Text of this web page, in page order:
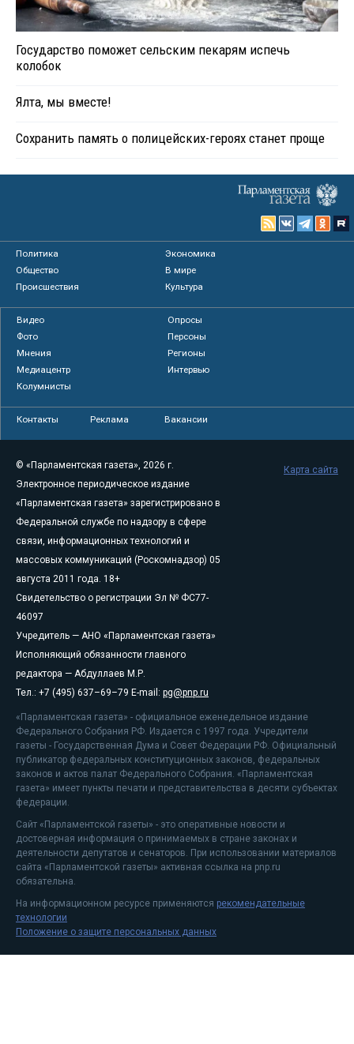
Государство поможет сельским пекарям испечь
колобок
Ялта, мы вместе!
Сохранить память о полицейских-героях станет проще
Политика
Экономика
Общество
В мире
Происшествия
Культура
Видео
Опросы
Фото
Персоны
Мнения
Регионы
Медиацентр
Интервью
Колумнисты
Контакты Реклама Вакансии
© «Парламентская газета», 2026 г.
Электронное периодическое издание
«Парламентская газета» зарегистрировано в
Федеральной службе по надзору в сфере
связи, информационных технологий и
массовых коммуникаций (Роскомнадзор) 05
августа 2011 года. 18+
Свидетельство о регистрации Эл № ФС77-
46097
Учредитель — АНО «Парламентская газета»
Исполняющий обязанности главного
редактора — Абдуллаев М.Р.
Тел.: +7 (495) 637–69–79 E-mail: pg@pnp.ru
«Парламентская газета» - официальное еженедельное издание
Федерального Собрания РФ. Издается с 1997 года. Учредители
газеты - Государственная Дума и Совет Федерации РФ. Официальный
публикатор федеральных конституционных законов, федеральных
законов и актов палат Федерального Собрания. «Парламентская
газета» имеет пункты печати и представительства в десяти субъектах
федерации.
Сайт «Парламентской газеты» - это оперативные новости и
достоверная информация о принимаемых в стране законах и
деятельности депутатов и сенаторов. При использовании материалов
сайта «Парламентской газеты» активная ссылка на pnp.ru
обязательна.
На информационном ресурсе применяются рекомендательные
технологии
Положение о защите персональных данных
Карта сайта